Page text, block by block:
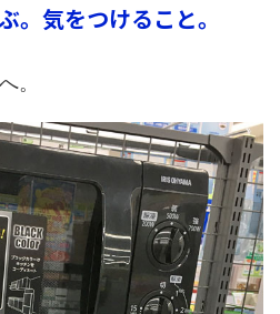
。気をつけること。
へ。